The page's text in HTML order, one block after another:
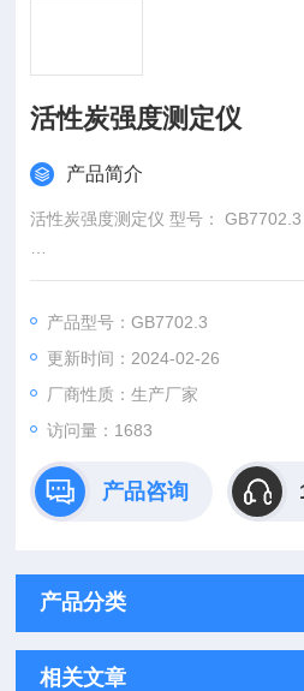
活性炭强度测定仪
产品简介
活性炭强度测定仪 型号： GB7702.3
一、仪器简介
强度的测定》，由本公司研制的非标
产品型号：GB7702.3
更新时间：2024-02-26
厂商性质：生产厂家
访问量：1683
产品咨询
产品分类
相关文章